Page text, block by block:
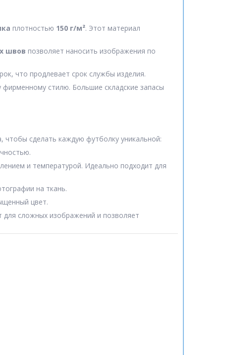
плотностью 150 г/м². Этот материал
швов позволяет наносить изображения по
что продлевает срок службы изделия.
стилю. Большие складские запасы
сделать каждую футболку уникальной:
и температурой. Идеально подходит для
на ткань.
цвет.
сложных изображений и позволяет